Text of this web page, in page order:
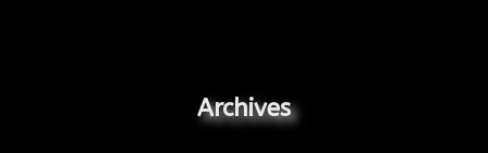
Archives